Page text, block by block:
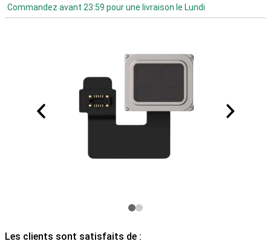
Commandez avant 23:59 pour une livraison le Lundi
Les clients sont satisfaits de :